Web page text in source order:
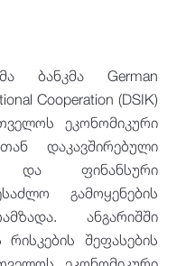
ბანკმა German
Cooperation (DSIK)
ეკონომიკური
დაკავშირებული
და ფინანსური
გამოყენების
ანგარიშში
შეფასების